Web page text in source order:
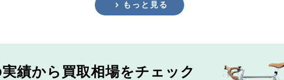
もっと見る
績から 買取相場をチェック